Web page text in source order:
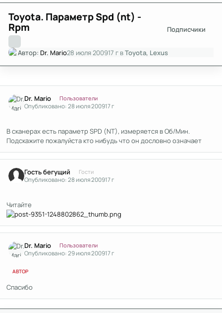
Toyota. Параметр Spd (nt) -
Rpm Подписчики
Автор: Dr. Mario28 июля 200917 г вToyota, Lexus
Dr. Mario Пользователи
Опубликовано:28 июля 200917 г
В сканерах есть параметр SPD (NT), измеряется в Об/Мин.
Подскажите пожалуйста кто нибудь что он дословно означает
Гость бегущий Гости
Опубликовано:28 июля 200917 г
Читайте
Dr. Mario Пользователи
Опубликовано:29 июля 200917 г
АВТОР
Спасибо